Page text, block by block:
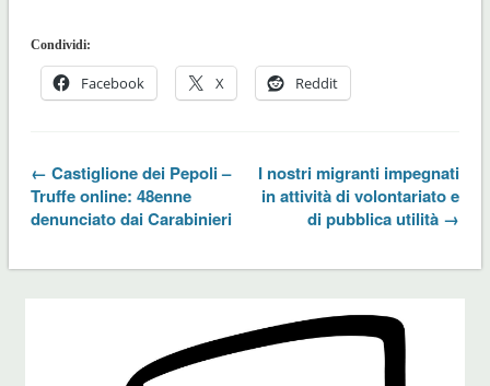
Condividi:
Facebook X Reddit
← Castiglione dei Pepoli –
Truffe online: 48enne
denunciato dai Carabinieri
I nostri migranti impegnati
in attività di volontariato e
di pubblica utilità →